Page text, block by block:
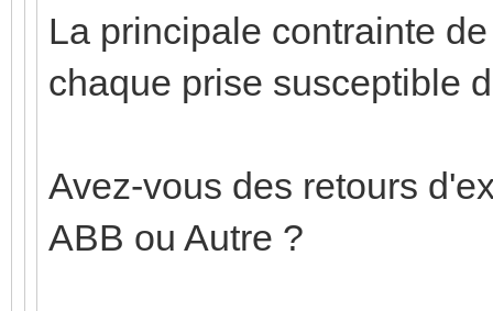
La principale contrainte
chaque prise susceptible
Avez-vous des retours
ABB ou Autre ?